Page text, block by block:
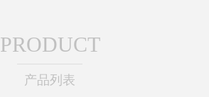
PRODUCT
产品列表